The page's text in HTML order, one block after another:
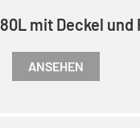
mit Deckel und
ANSEHEN